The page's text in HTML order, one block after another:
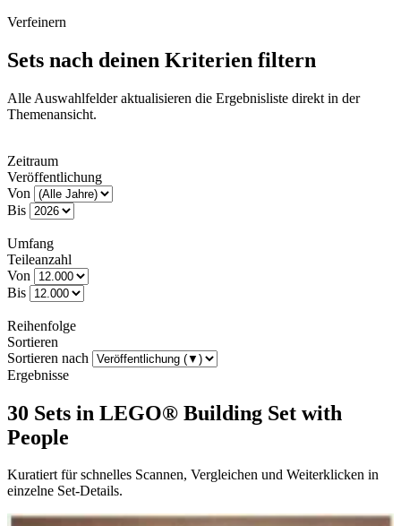
Verfeinern
Sets nach deinen Kriterien filtern
Alle Auswahlfelder aktualisieren die Ergebnisliste direkt in der
Themenansicht.
Zeitraum
Veröffentlichung
Von
Bis
Umfang
Teileanzahl
Von
Bis
Reihenfolge
Sortieren
Sortieren nach
Ergebnisse
30 Sets in LEGO® Building Set with
People
Kuratiert für schnelles Scannen, Vergleichen und Weiterklicken in
einzelne Set-Details.